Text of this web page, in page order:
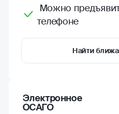
Можно
телефоне
Найти
Электронное
ОСАГО